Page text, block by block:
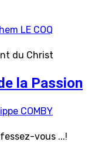
LE COQ
du Christ
la Passion
COMBY
vous ...!